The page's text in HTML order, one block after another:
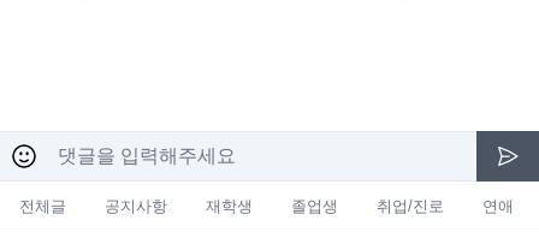
전체글 공지사항 재학생 졸업생 취업/진로 연애